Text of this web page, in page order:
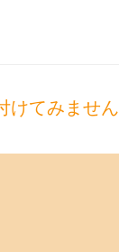
けてみませ